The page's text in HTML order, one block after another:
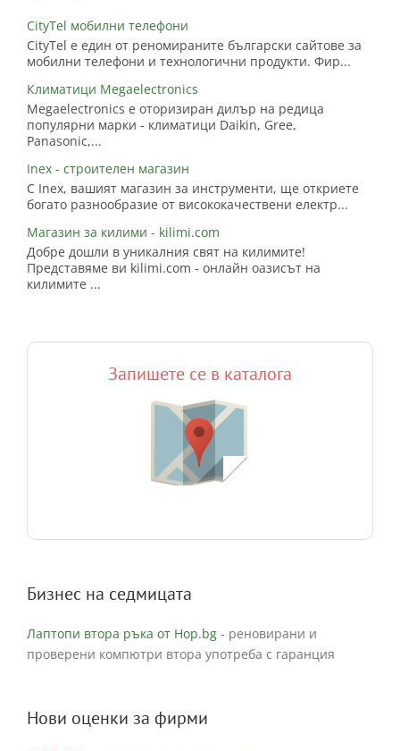
CityTel мобилни телефони
CityTel е един от реномираните български сайтове за
мобилни телефони и технологични продукти. Фир...
Климатици Megaelectronics
Megaelectronics е оторизиран дилър на редица
популярни марки - климатици Daikin, Gree,
Panasonic,...
Inex - строителен магазин
С Inex, вашият магазин за инструменти, ще откриете
богато разнообразие от висококачествени електр...
Магазин за килими - kilimi.com
Добре дошли в уникалния свят на килимите!
Представяме ви kilimi.com - онлайн оазисът на
килимите ...
Запишете се в каталога
Бизнес на седмицата
Лаптопи втора ръка от Hop.bg - реновирани и
проверени компютри втора употреба с гаранция
Нови оценки за фирми